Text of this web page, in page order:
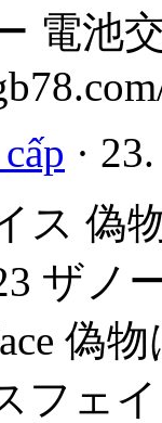
電池
·
ス 偽
ザノ
偽
フェ